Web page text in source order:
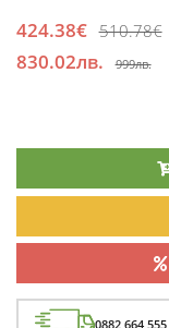
424.38€ 510.78€
830.02лв. 999лв.
0882 664 555